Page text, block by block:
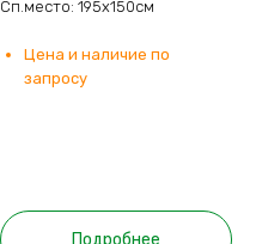
Сп.место: 195х150см
Цена и наличие по
запросу